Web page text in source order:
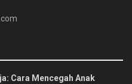
Cara Mencegah Anak